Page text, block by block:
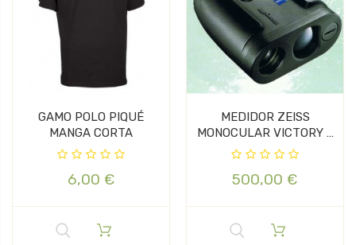
GAMO POLO PIQUÉ
MANGA CORTA
6,00 €
MEDIDOR ZEISS
MONOCULAR VICTORY 8
X 26
500,00 €